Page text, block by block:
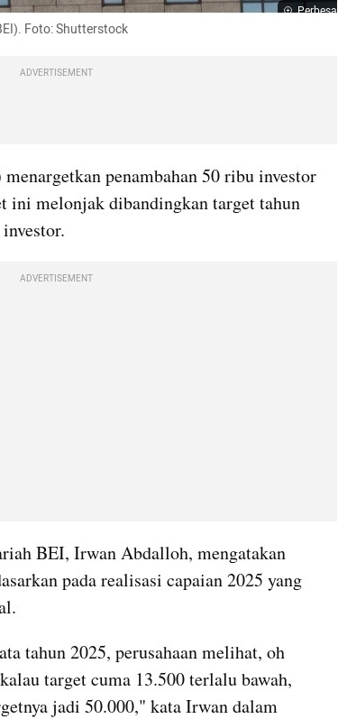
Perbesar
Foto: Shutterstock
ADVERTISEMENT
menargetkan penambahan 50 ribu investor
ini melonjak dibandingkan target tahun
ADVERTISEMENT
BEI, Irwan Abdalloh, mengatakan
pada realisasi capaian 2025 yang
tahun 2025, perusahaan melihat, oh
target cuma 13.500 terlalu bawah,
jadi 50.000," kata Irwan dalam